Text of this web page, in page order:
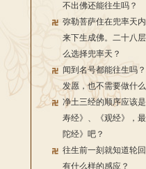
不出佛还能往生吗？
弥勒菩萨住在兜率天
来下生成佛。二十八
么选择兜率天？
闻到名号都能往生吗
发愿，也不需要做什
净土三经的顺序应该
寿经》、《观经》，
陀经》吧？
往生前一刻就知道轮
有什么样的感应？